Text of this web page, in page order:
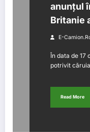
anunțul
Britanie
privind
E-
În data de 17
potrivit
Read More